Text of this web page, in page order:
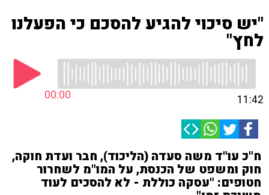
"יש סיכוי להגיע להסכם כי הפעלנו
לחץ"
00:00 11:42
ח"כ עו"ד משה סעדה (הליכוד), חבר ועדת חוקה,
חוק ומשפט של הכנסת, על המו"מ לשחרור
חטופים: "עסקה כוללת - לא להסכים לעוד